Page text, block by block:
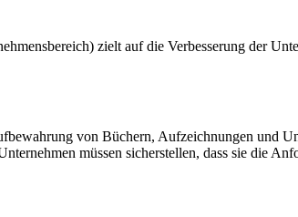
zielt auf die Verbesserung der
von Büchern, Aufzeichnungen und
müssen sicherstellen, dass sie die